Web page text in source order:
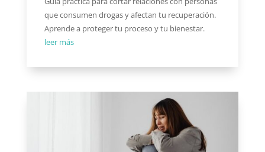
que consumen drogas y afectan tu recuperación.
Aprende a proteger tu proceso y tu bienestar.
leer más